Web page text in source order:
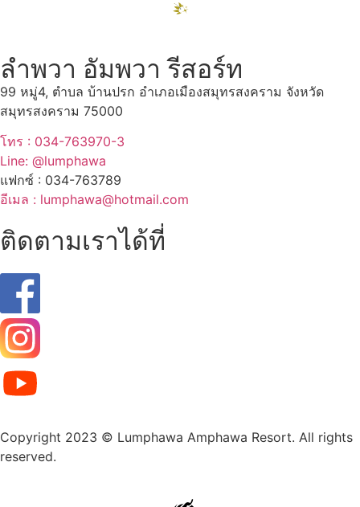
ลำพวา อัมพวา รีสอร์ท
99 หมู่4, ตำบล บ้านปรก อำเภอเมืองสมุทรสงคราม จังหวัด
สมุทรสงคราม 75000
โทร : 034-763970-3
Line: @lumphawa
แฟกซ์ : 034-763789
อีเมล : lumphawa@hotmail.com
ติดตามเราได้ที่
Copyright 2023 © Lumphawa Amphawa Resort. All rights
reserved.